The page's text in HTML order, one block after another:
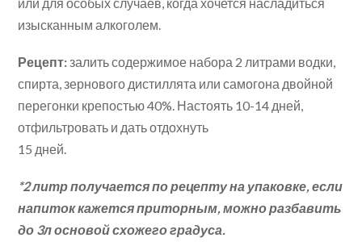
изысканным алкоголем.
Рецепт:залить содержимое набора 2 литрами водки,
спирта, зернового дистиллята или самогона двойной
перегонки крепостью 40%. Настоять 10-14 дней,
отфильтровать и дать отдохнуть
15 дней.
*2 литр получается по рецепту на упаковке, если
напиток кажется приторным, можно разбавить
до 3л основой схожего градуса.